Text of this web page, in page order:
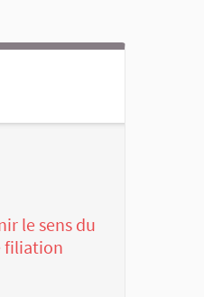
le sens du
filiation